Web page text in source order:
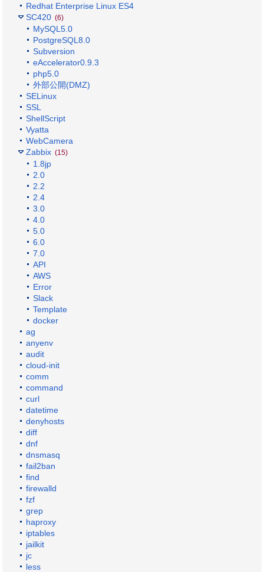
Redhat Enterprise Linux ES4
SC420 (6)
MySQL5.0
PostgreSQL8.0
Subversion
eAccelerator0.9.3
php5.0
外部公開(DMZ)
SELinux
SSL
ShellScript
Vyatta
WebCamera
Zabbix (15)
1.8jp
2.0
2.2
2.4
3.0
4.0
5.0
6.0
7.0
API
AWS
Error
Slack
Template
docker
ag
anyenv
audit
cloud-init
comm
command
curl
datetime
denyhosts
diff
dnf
dnsmasq
fail2ban
find
firewalld
fzf
grep
haproxy
iptables
jailkit
jc
less